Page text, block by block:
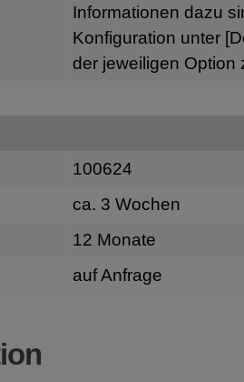
Informationen dazu
Konfiguration unter
der jeweiligen Option
100624
ca. 3 Wochen
12 Monate
auf Anfrage